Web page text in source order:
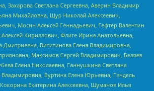
Захарова Светлана Сергеевна, Аверин Владимир
Михайловна, Щур Николай Алексеевич,
Мосин Алексей Геннадьевич, Гефтер Валентин
Кириллович, Флиге Ирина Анатольевна,
Дмитриевна, Вититинова Елена Владимировна,
Максимов Сергей Владимирович, Беляев
Елена Николаевна, Ганнушкина Светлана
Владимировна, Буртина Елена Юрьевна, Гендель
Екатерина Алексеевна, Шуманов Илья